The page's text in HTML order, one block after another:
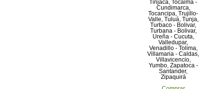
Tinjaca, Tocaima -
Cundimarca,
Tocancipa, Trujillo-
Valle, Tuluá, Tunja,
Turbaco - Bolivar,
Turbana - Bolivar,
Ureña - Cucuta,
Valledupar,
Venadillo - Tolima,
Villamaria - Caldas,
Villavicencio,
Yumbo, Zapatoca -
Santander,
Zipaquirá